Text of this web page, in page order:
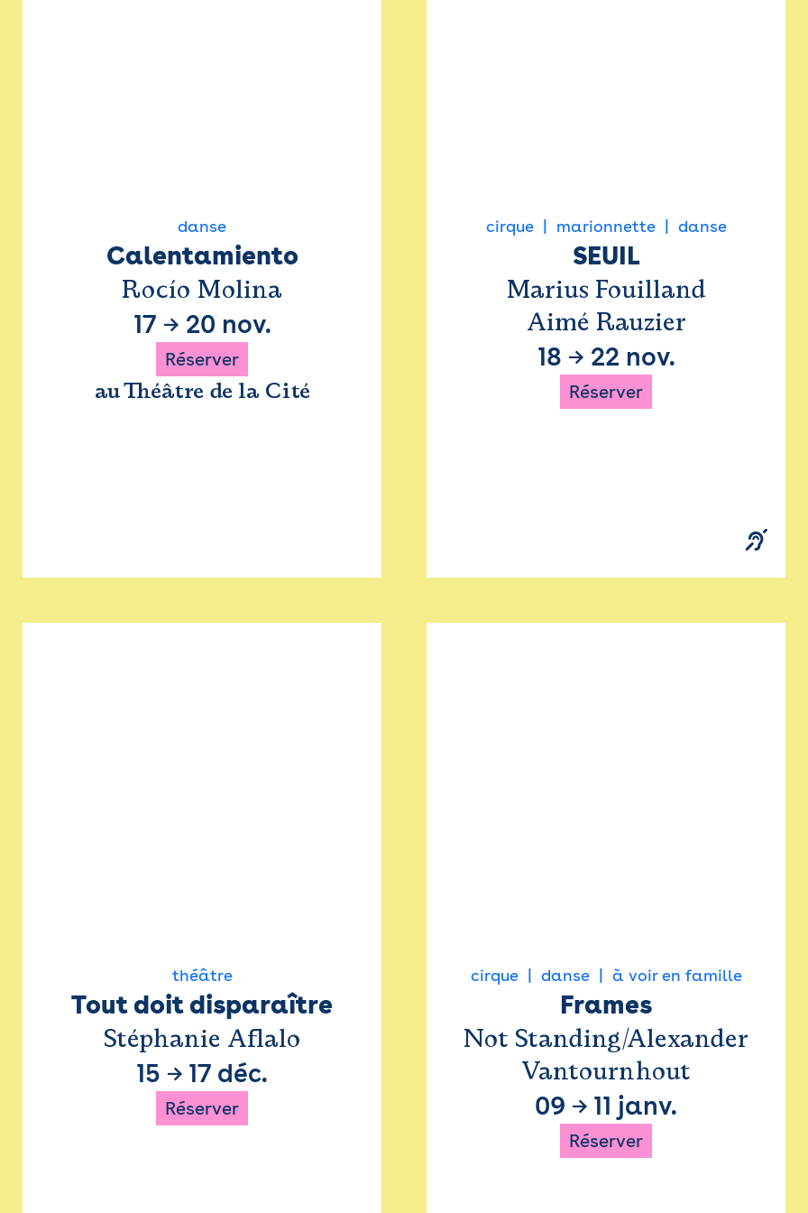
danse
Calentamiento
Rocío Molina
17 → 20 nov.
Réserver
au Théâtre de la Cité
cirque marionnette danse
SEUIL
Marius Fouilland
Aimé Rauzier
18 → 22 nov.
Réserver
théâtre
Tout doit disparaître
Stéphanie Aflalo
15 → 17 déc.
Réserver
cirque danse à voir en famille
Frames
Not Standing/Alexander
Vantournhout
09 → 11 janv.
Réserver